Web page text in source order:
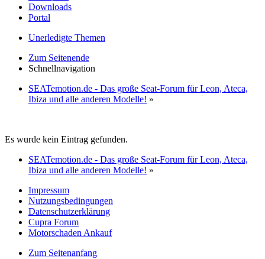
Downloads
Portal
Unerledigte Themen
Zum Seitenende
Schnellnavigation
SEATemotion.de - Das große Seat-Forum für Leon, Ateca,
Ibiza und alle anderen Modelle! »
Es wurde kein Eintrag gefunden.
SEATemotion.de - Das große Seat-Forum für Leon, Ateca,
Ibiza und alle anderen Modelle! »
Impressum
Nutzungsbedingungen
Datenschutzerklärung
Cupra Forum
Motorschaden Ankauf
Zum Seitenanfang